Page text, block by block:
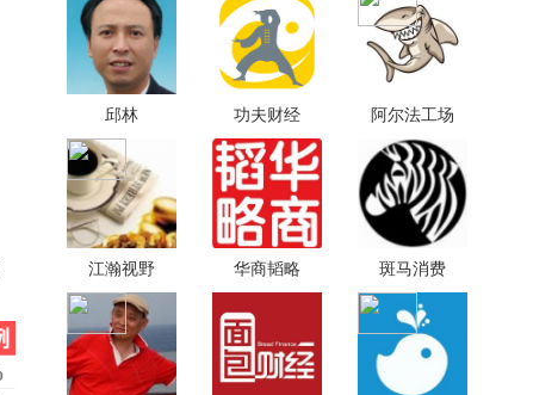
邱林 功夫财经 阿尔法工场
江瀚视野 华商韬略 斑马消费